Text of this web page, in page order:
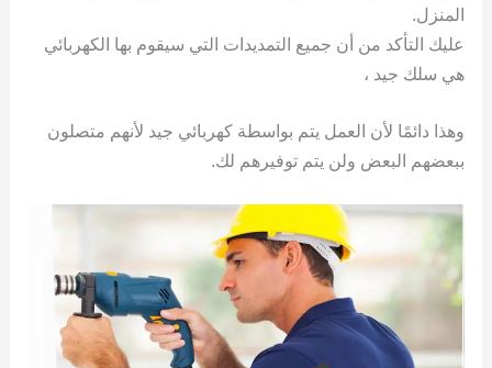
المنزل.
عليك التأكد من أن جميع التمديدات التي سيقوم بها الكهربائي
هي سلك جيد ،
وهذا دائمًا لأن العمل يتم بواسطة كهربائي جيد لأنهم متصلون
ببعضهم البعض ولن يتم توفيرهم لك.